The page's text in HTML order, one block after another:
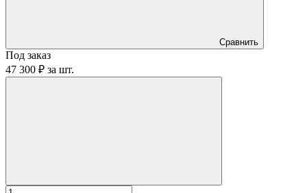
Сравнить
Под заказ
47 300 ₽ за шт.